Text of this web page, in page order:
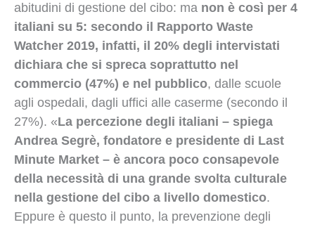
abitudini di gestione del cibo: ma non è così per 4
italiani su 5: secondo il Rapporto Waste
Watcher 2019, infatti, il 20% degli intervistati
dichiara che si spreca soprattutto nel
commercio (47%) e nel pubblico, dalle scuole
agli ospedali, dagli uffici alle caserme (secondo il
27%). «La percezione degli italiani – spiega
Andrea Segrè, fondatore e presidente di Last
Minute Market – è ancora poco consapevole
della necessità di una grande svolta culturale
nella gestione del cibo a livello domestico.
Eppure è questo il punto, la prevenzione degli